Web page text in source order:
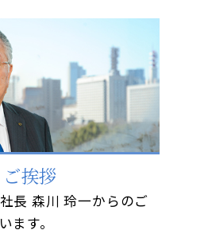
ご挨拶
長 森川 玲一からのご
ます。